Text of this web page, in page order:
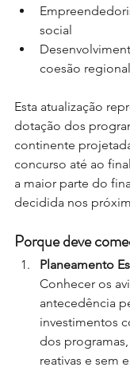
social
coesão regional
Esta atualização
dotação dos
continente
concurso até ao
a maior parte do
decidida nos
Porque deve
Planeamento
Conhecer os
antecedência
investimentos
dos
reativas e sem